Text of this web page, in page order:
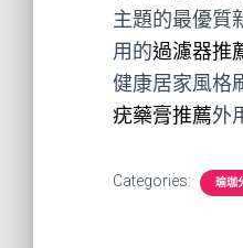
主題的最優質
用的過濾器推
健康居家風格
疣藥膏推薦外
Categories: 瑜珈